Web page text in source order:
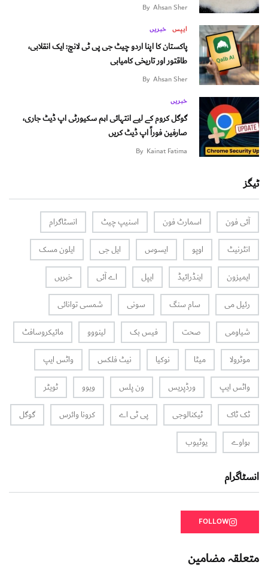
By Ahsan Sher
ایپس خبریں
پاکستان کا اپنا اردو چیٹ جی پی ٹی لانچ: ایک انقلابی،
طاقتور اور تاریخی کامیابی
By Ahsan Sher
خبریں
گوگل کروم کے لیے انتہائی اہم سکیورٹی اپ ڈیٹ جاری،
صارفین فوراً اپ ڈیٹ کریں
By Kainat Fatima
ٹیگز
آئی فون اسمارٹ فون اسنیپ چیٹ انسٹاگرام
انٹرنیٹ اوپو ایسوس ایل جی ایلون مسک
ایمیزون اینڈرائیڈ ایپل اے آئی خبریں
رئیل می سام سنگ سونی شمسی توانائی
شیاومی صحت فیس بک لینووو مائیکروسافٹ
موٹرولا میٹا نوکیا نیٹ فلکس واٹس ایپ
واٹس ایپ ورڈپریس ون پلس ویوو ٹویٹر
ٹک ٹاک ٹیکنالوجی پی ٹی اے کرونا وائرس گوگل
ہواوے یوٹیوب
انسٹاگرام
FOLLOW
متعلقہ مضامین